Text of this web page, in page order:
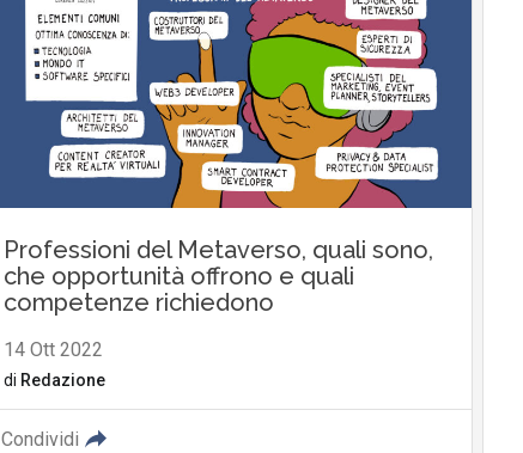
Professioni del Metaverso, quali sono,
che opportunità offrono e quali
competenze richiedono
14 Ott 2022
di Redazione
Condividi